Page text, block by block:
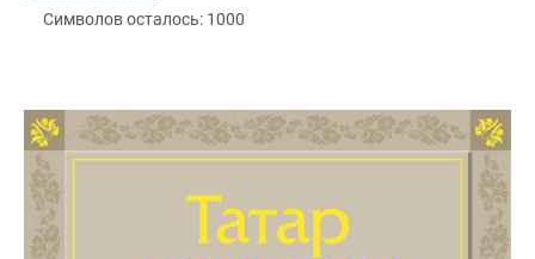
Символов осталось: 1000